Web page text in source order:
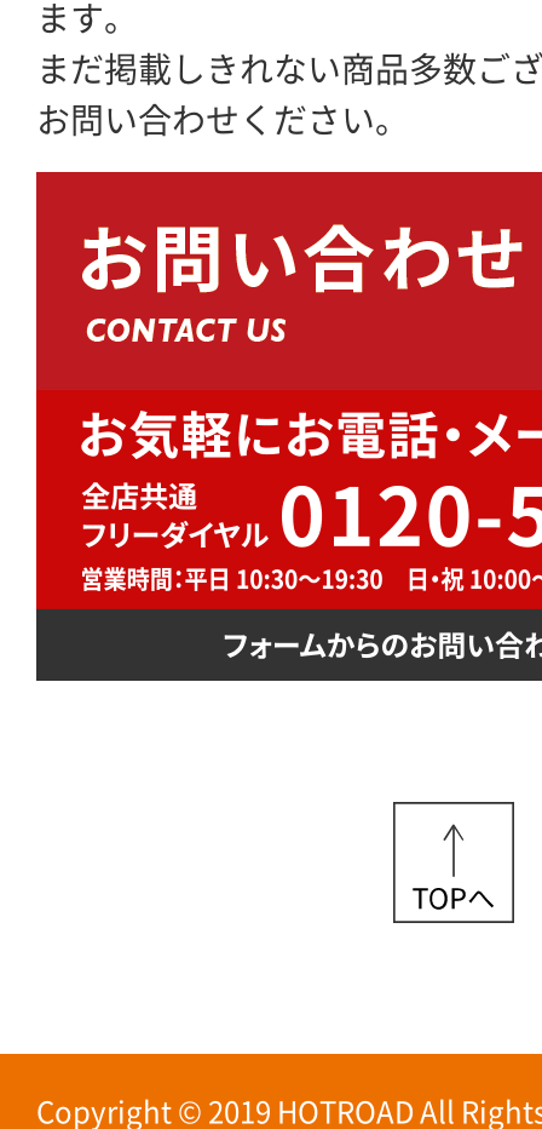
ます。
まだ掲載しきれない商品多数ご
お問い合わせください。
Copyright © 2019 HOTROAD All